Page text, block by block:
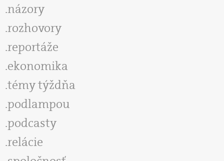
názory
rozhovory
reportáže
ekonomika
témy týždňa
podlampou
podcasty
relácie